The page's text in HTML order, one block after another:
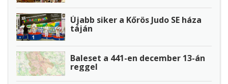
Újabb siker a Kőrös Judo SE háza
táján
Baleset a 441-en december 13-án
reggel